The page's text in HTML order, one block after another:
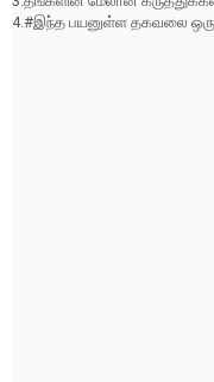
4.#இந்த பயனுள்ள தகவலை